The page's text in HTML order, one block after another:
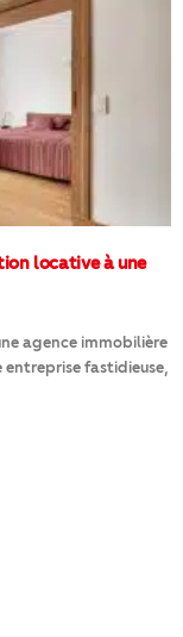
locative à une
agence immobilière
fastidieuse,